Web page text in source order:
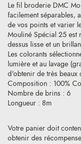
Votre panier doit
obtenir des
Le fil broderie DMC
facilement séparables,
de vos points et varier
Mouliné Spécial 25 est
dessus lisse et un
Les colorants
lumière et au lavage
d'obtenir de très beaux
Composition : 100%
Nombre de brins : 6
Longueur : 8m